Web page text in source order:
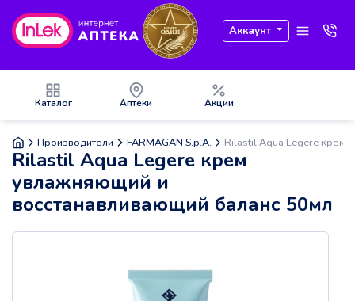
Аккаунт
Каталог Аптеки Акции
Производители FARMAGAN S.p.A. Rilastil Aqua Legere крем
Rilastil Aqua Legere крем
увлажняющий и
восстанавливающий баланс 50мл